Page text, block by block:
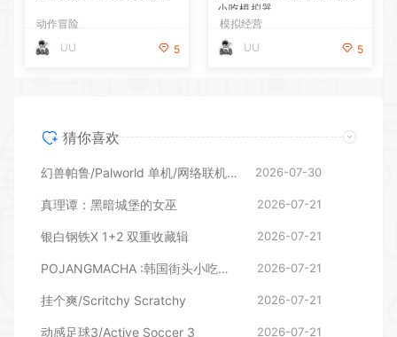
动作冒险
UU
5
小吃模拟器
模拟经营
UU
5
猜你喜欢
幻兽帕鲁/Palworld 单机/网络联机 （更新v1.0.1.10619） 2026-07-30
真理谭：黑暗城堡的女巫 2026-07-21
银白钢铁X 1+2 双重收藏辑 2026-07-21
POJANGMACHA :韩国街头小吃模拟器 2026-07-21
挂个爽/Scritchy Scratchy 2026-07-21
动感足球3/Active Soccer 3 2026-07-21